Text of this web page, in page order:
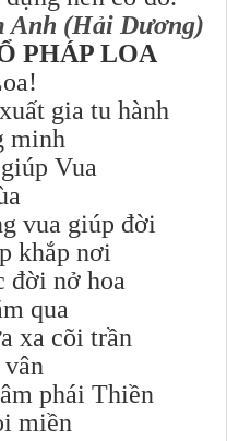
Anh (Hải Dương)
PHÁP LOA
gia tu hành
minh
Vua
vua giúp đời
khắp nơi
đời nở hoa
qua
xa cõi trần
phái Thiền
miền